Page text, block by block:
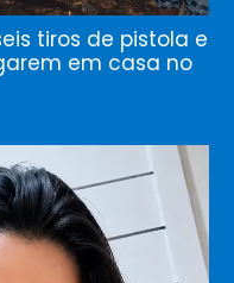
tiros de pistola e
em casa no